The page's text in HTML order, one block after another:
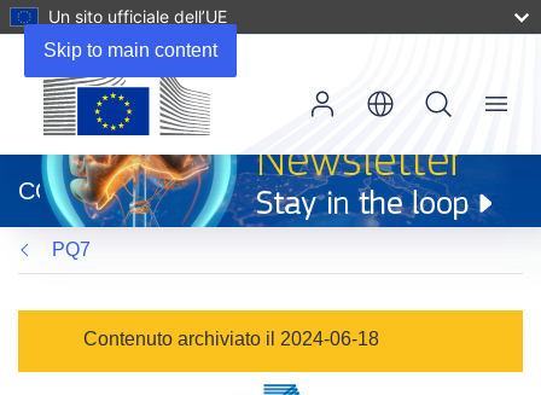
Skip to main content
Un sito ufficiale dell’UE
apre
in
una
nuova
finestra)
CORDIS
Menu
PQ7
Contenuto archiviato il 2024-06-18